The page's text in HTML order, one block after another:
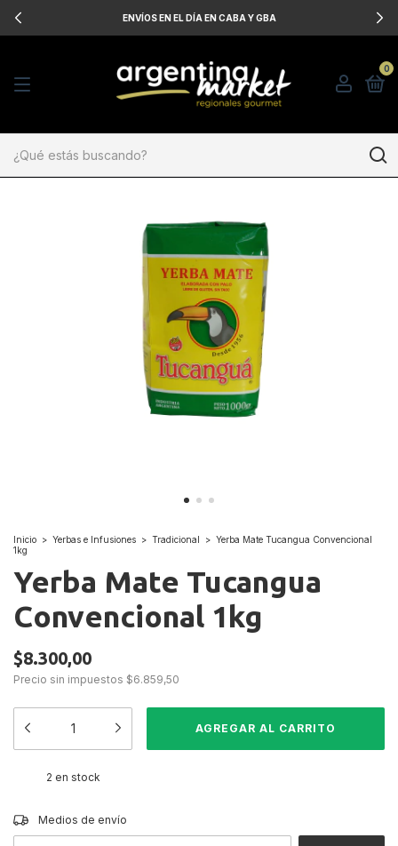
ENVÍOS EN EL DÍA EN CABA Y GBA
0
Inicio > Yerbas e Infusiones > Tradicional > Yerba Mate Tucangua Convencional
1kg
Yerba Mate Tucangua
Convencional 1kg
$8.300,00
Precio sin impuestos $6.859,50
2 en stock
Entregas para el CP:
Medios de envío